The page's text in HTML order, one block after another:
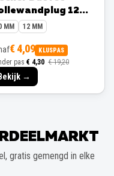
12
10 stuks
MM 12 MM
€ 4,09 KLUSPAS
pas € 4,30 € 19,20
Bekijk →
gratis gemengd in elke